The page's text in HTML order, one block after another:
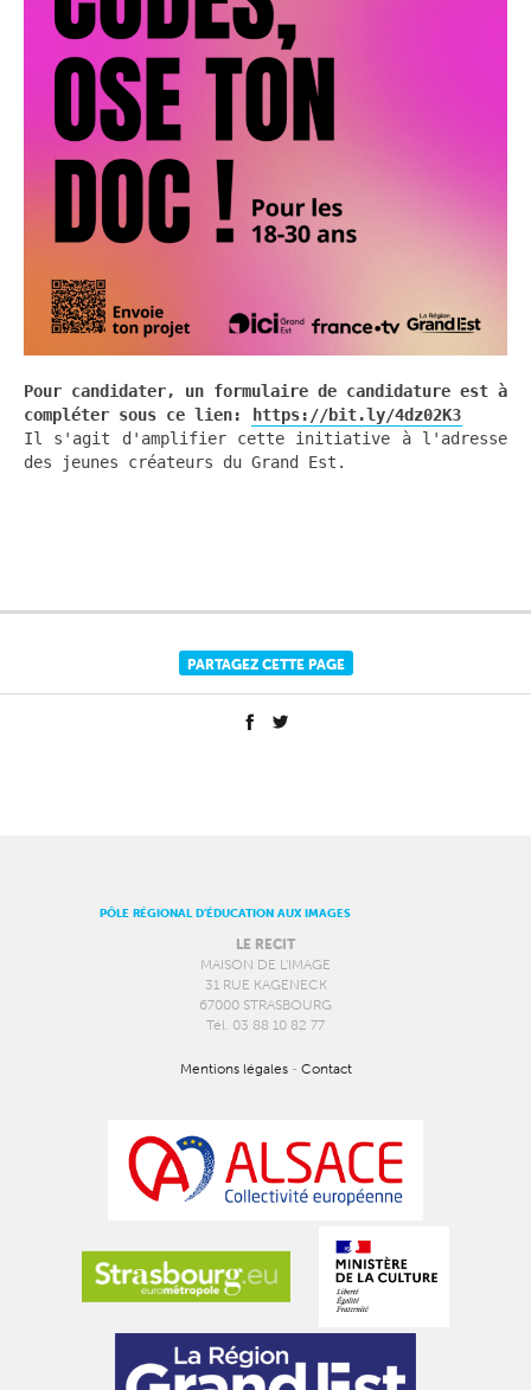
Pour candidater, un formulaire de candidature est à
compléter sous ce lien:
https://bit.ly/4dz02K3
Il s'agit d'amplifier cette initiative à l'adresse
des jeunes créateurs du Grand Est.
PARTAGEZ CETTE PAGE
PÔLE RÉGIONAL D’ÉDUCATION AUX IMAGES
LE RECIT
MAISON DE L’IMAGE
31 RUE KAGENECK
67000 STRASBOURG
Tél. 03 88 10 82 77
Mentions légales- Contact